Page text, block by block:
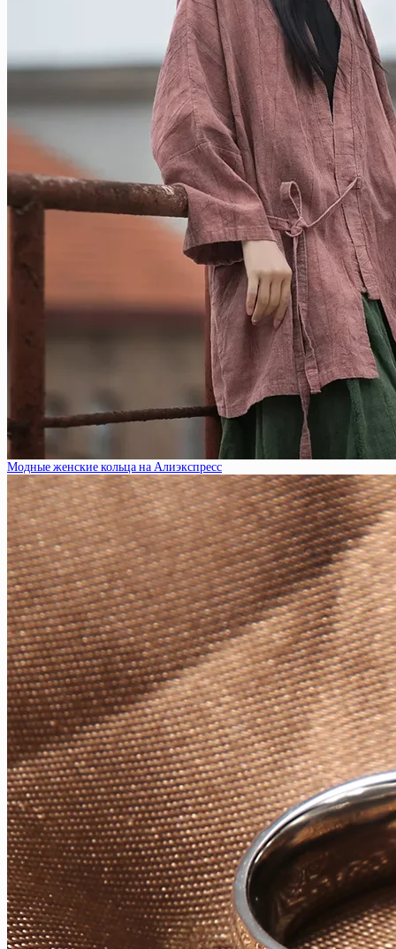
Модные женские кольца на Алиэкспресс